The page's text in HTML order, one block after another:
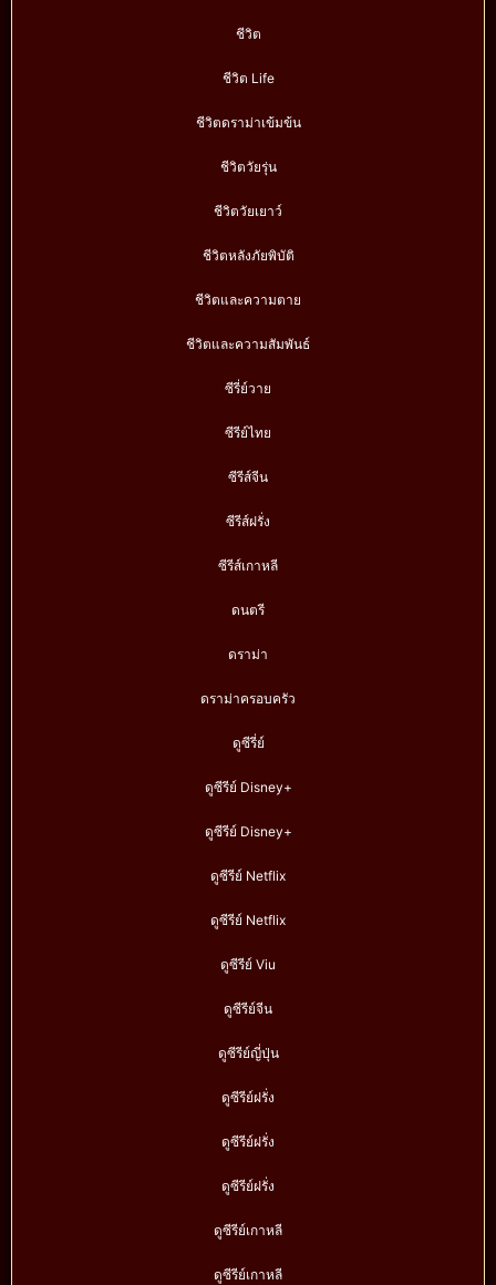
ชีวิต
ชีวิต Life
ชีวิตดราม่าเข้มข้น
ชีวิตวัยรุ่น
ชีวิตวัยเยาว์
ชีวิตหลังภัยพิบัติ
ชีวิตและความตาย
ชีวิตและความสัมพันธ์
ซีรี่ย์วาย
ซีรีย์ไทย
ซีรีส์จีน
ซีรีส์ฝรั่ง
ซีรีส์เกาหลี
ดนตรี
ดราม่า
ดราม่าครอบครัว
ดูซีรี่ย์
ดูซีรีย์ Disney+
ดูซีรีย์ Disney+
ดูซีรีย์ Netflix
ดูซีรีย์ Netflix
ดูซีรีย์ Viu
ดูซีรีย์จีน
ดูซีรีย์ญี่ปุ่น
ดูซีรีย์ฝรั่ง
ดูซีรีย์ฝรั่ง
ดูซีรีย์ฝรั่ง
ดูซีรีย์เกาหลี
ดูซีรีย์เกาหลี